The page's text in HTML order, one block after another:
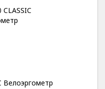
Велоэргометр